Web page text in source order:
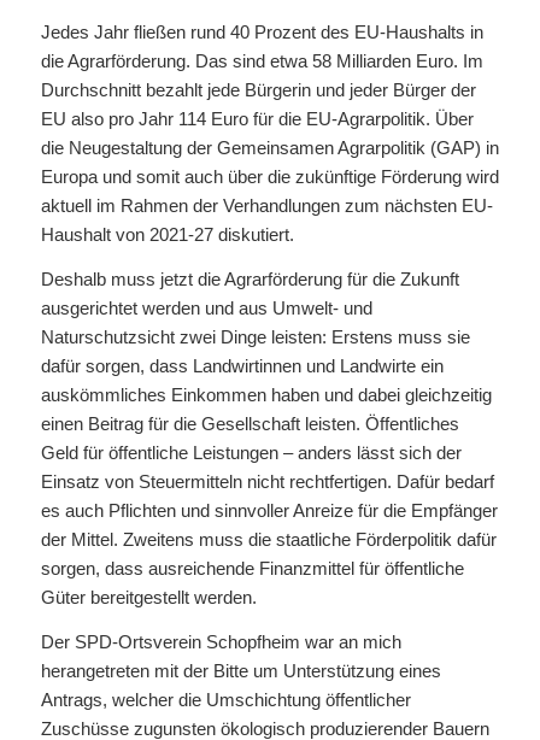
Jedes Jahr fließen rund 40 Prozent des EU-Haushalts in
die Agrarförderung. Das sind etwa 58 Milliarden Euro. Im
Durchschnitt bezahlt jede Bürgerin und jeder Bürger der
EU also pro Jahr 114 Euro für die EU-Agrarpolitik. Über
die Neugestaltung der Gemeinsamen Agrarpolitik (GAP) in
Europa und somit auch über die zukünftige Förderung wird
aktuell im Rahmen der Verhandlungen zum nächsten EU-
Haushalt von 2021-27 diskutiert.
Deshalb muss jetzt die Agrarförderung für die Zukunft
ausgerichtet werden und aus Umwelt- und
Naturschutzsicht zwei Dinge leisten: Erstens muss sie
dafür sorgen, dass Landwirtinnen und Landwirte ein
auskömmliches Einkommen haben und dabei gleichzeitig
einen Beitrag für die Gesellschaft leisten. Öffentliches
Geld für öffentliche Leistungen – anders lässt sich der
Einsatz von Steuermitteln nicht rechtfertigen. Dafür bedarf
es auch Pflichten und sinnvoller Anreize für die Empfänger
der Mittel. Zweitens muss die staatliche Förderpolitik dafür
sorgen, dass ausreichende Finanzmittel für öffentliche
Güter bereitgestellt werden.
Der SPD-Ortsverein Schopfheim war an mich
herangetreten mit der Bitte um Unterstützung eines
Antrags, welcher die Umschichtung öffentlicher
Zuschüsse zugunsten ökologisch produzierender Bauern